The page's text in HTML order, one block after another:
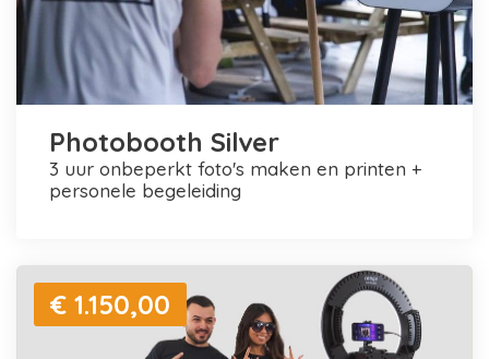
Photobooth Silver
3 uur onbeperkt foto's maken en printen +
personele begeleiding
€ 1.150,00